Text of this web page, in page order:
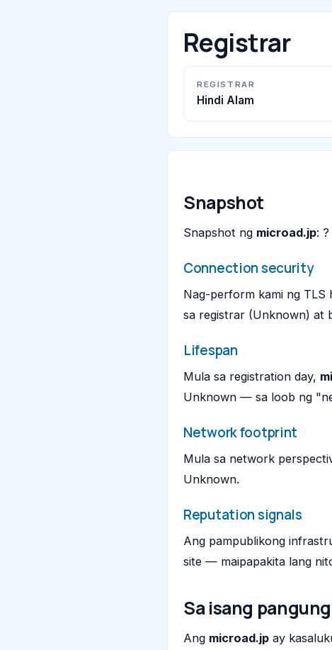
Registrar
REGISTRAR
Hindi Alam
Snapshot
Snapshot ng microad.jp:
Connection security
Nag-perform kami ng TLS
sa registrar (Unknown) at
Lifespan
Mula sa registration day,
Unknown — sa loob ng
Network footprint
Mula sa network
Unknown.
Reputation signals
Ang pampublikong
site — maipapakita lang
Sa isang
Ang microad.jp ay